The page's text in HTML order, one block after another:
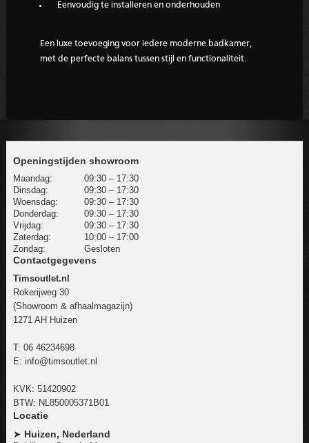
Eenvoudig te installeren en onderhouden
Een luxe toevoeging voor iedere moderne badkamer,
met de perfecte balans tussen stijl en functionaliteit.
Openingstijden showroom
Maandag:
09:30 – 17:30
Dinsdag:
09:30 – 17:30
Woensdag:
09:30 – 17:30
Donderdag:
09:30 – 17:30
Vrijdag:
09:30 – 17:30
Zaterdag:
10:00 – 17:00
Zondag:
Gesloten
Contactgegevens
Timsoutlet.nl
Rokerijweg 30
(Showroom & afhaalmagazijn)
1271 AH Huizen
T: 06 46234698
E: info@timsoutlet.nl
KVK: 51420902
BTW: NL850005371B01
Locatie
➤ Huizen, Nederland